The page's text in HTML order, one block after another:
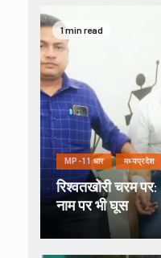
1 min read
MP-11 धार मध्यप्रदेश
रिश्वतखोरी चरम
नाम पर भी घूस